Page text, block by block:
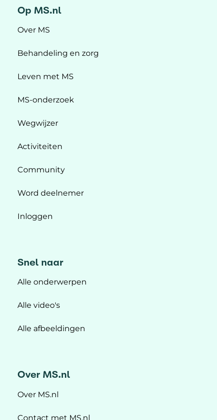
Op MS.nl
Over MS
Behandeling en zorg
Leven met MS
MS-onderzoek
Wegwijzer
Activiteiten
Community
Word deelnemer
Inloggen
Snel naar
Alle onderwerpen
Alle video's
Alle afbeeldingen
Over MS.nl
Over MS.nl
Contact met MS.nl